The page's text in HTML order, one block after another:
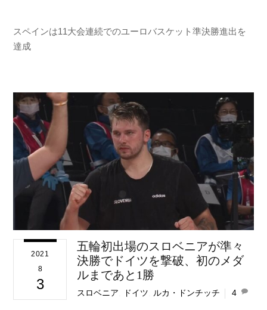
スペインは11大会連続でのユーロバスケット準決勝進出を
達成
2021
8
3
五輪初出場のスロベニアが準々
決勝でドイツを撃破、初のメダ
ルまであと1勝
スロベニア ドイツ ルカ・ドンチッチ 4